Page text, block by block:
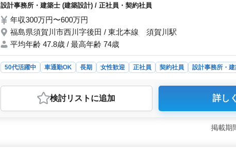
も経験のある方募集しております ◯お気軽にお問い合わせく
設計事務所・建築士 (建築設計) / 正社員・契約社員
年収300万円〜600万円
福島県須賀川市西川字後田 / 東北本線 須賀川駅
平均年齢 47.8歳 / 最高年齢 74歳
50代活躍中 車通勤OK 長期 女性歓迎 正社員 契約社員 設計事務所・
＜建築意匠設計業務のベテラン経験者が活躍＞ 福島県須賀川市に位置す
は、経験豊富なベテランが活躍しています。集合住宅から店舗、工場、
ど、多岐にわたる業務を担当します。また、設計図や施工図のチェック
検討リスト に追加 詳し
掲載期